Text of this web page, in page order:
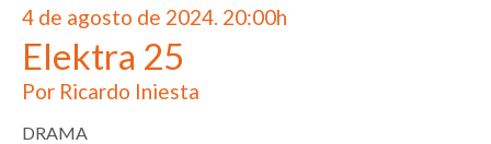
4 de agosto de 2024. 20:00h
Elektra 25
Por Ricardo Iniesta
DRAMA